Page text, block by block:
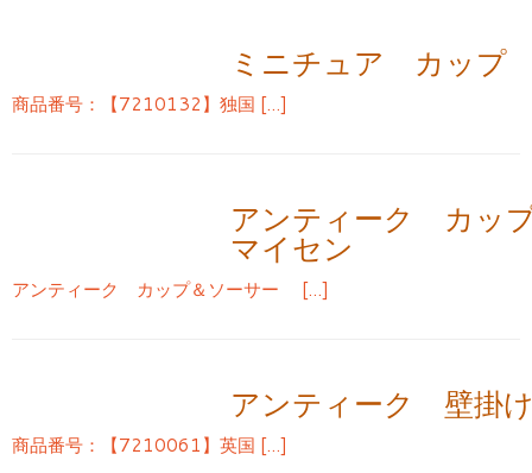
ミニチュア カップ
商品番号：【7210132】独国 […]
アンティーク カッ
マイセン
アンティーク カップ＆ソーサー […]
アンティーク 壁掛
商品番号：【7210061】英国 […]